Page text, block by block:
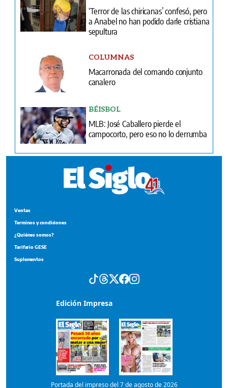
‘Terror de las chiricanas’ confesó, pero
a Anabel no han podido darle cristiana
sepultura
COLUMNAS
Macarronada del comando conjunto
canalero
BÉISBOL
MLB: José Caballero pierde el
campocorto, pero eso no lo derrumba
Ventas
Terminos y condiciones
¿Quiénes somos?
Tarifario GESE
Suplementos
Edición Impresa
Portada del impreso del 7 de agosto de 2026